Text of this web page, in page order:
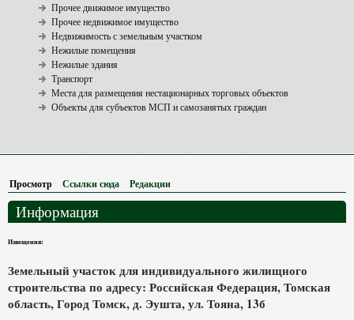
Прочее движимое имущество
Прочее недвижимое имущество
Недвижимость с земельным участком
Нежилые помещения
Нежилые здания
Транспорт
Места для размещения нестационарных торговых объектов
Объекты для субъектов МСП и самозанятых граждан
Просмотр (активная вкладка)
Ссылки сюда Редакции
Информация
Извещения:
Земельный участок для индивидуального жилищного
строительства по адресу: Российская Федерация, Томская
область, Город Томск, д. Эушта, ул. Тояна, 13б